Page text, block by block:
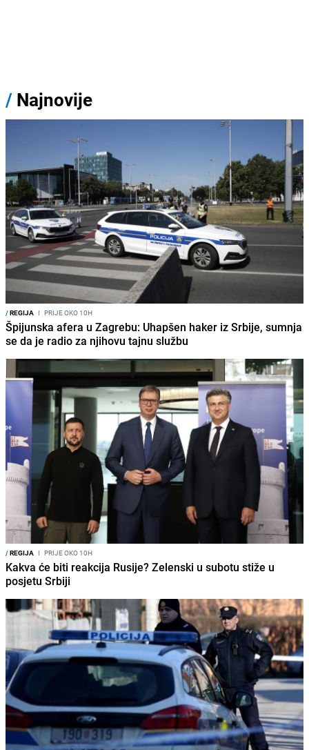
/ Najnovije
/REGIJA I PRIJE OKO 10H
Špijunska afera u Zagrebu: Uhapšen haker iz Srbije, sumnja
se da je radio za njihovu tajnu službu
/REGIJA I PRIJE OKO 10H
Kakva će biti reakcija Rusije? Zelenski u subotu stiže u
posjetu Srbiji